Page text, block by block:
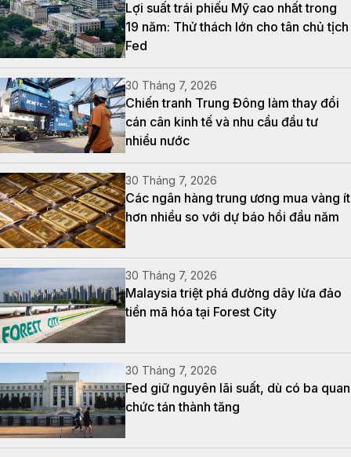
Lợi suất trái phiếu Mỹ cao nhất trong
19 năm: Thử thách lớn cho tân chủ tịch
Fed
30 Tháng 7, 2026
Chiến tranh Trung Đông làm thay đổi
cán cân kinh tế và nhu cầu đầu tư
nhiều nước
30 Tháng 7, 2026
Các ngân hàng trung ương mua vàng ít
hơn nhiều so với dự báo hồi đầu năm
30 Tháng 7, 2026
Malaysia triệt phá đường dây lừa đảo
tiền mã hóa tại Forest City
30 Tháng 7, 2026
Fed giữ nguyên lãi suất, dù có ba quan
chức tán thành tăng